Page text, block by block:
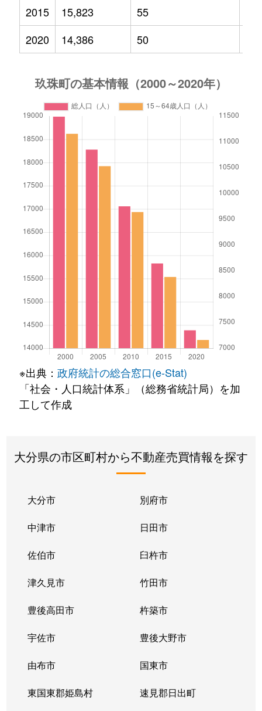
2015
15,823 55
2020
14,386 50
※出典： 政府統計の総合窓口(e-Stat)
「社会・人口統計体系」（総務省統計局）を加
工して作成
大分県の市区町村から不動産売買情報を探す
大分市 別府市
中津市 日田市
佐伯市 臼杵市
津久見市 竹田市
豊後高田市 杵築市
宇佐市 豊後大野市
由布市 国東市
東国東郡姫島村 速見郡日出町